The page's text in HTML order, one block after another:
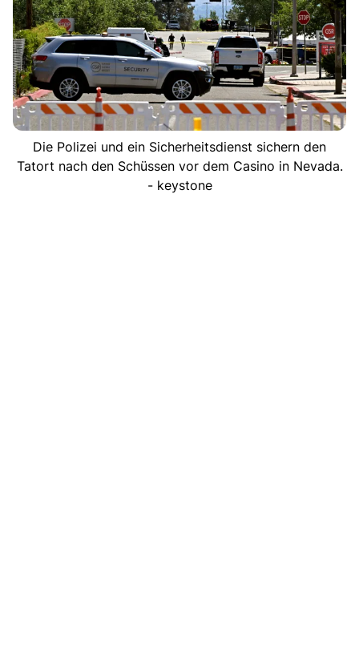
Die Polizei und ein Sicherheitsdienst sichern den
Tatort nach den Schüssen vor dem Casino in Nevada.
- keystone